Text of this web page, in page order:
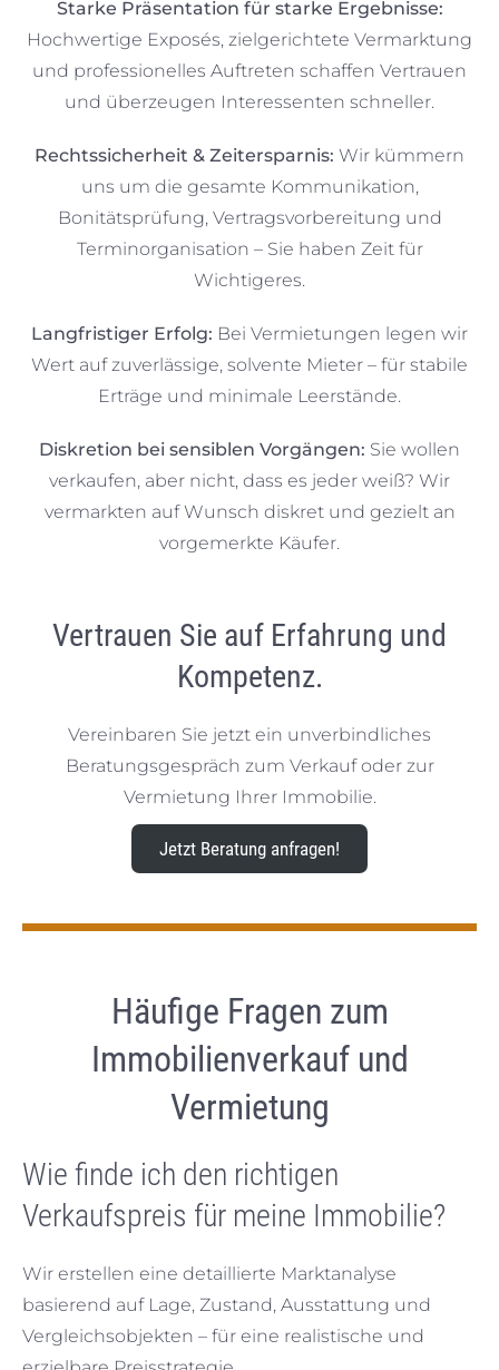
Starke Präsentation für starke Ergebnisse:
Hochwertige Exposés, zielgerichtete Vermarktung
und professionelles Auftreten schaffen Vertrauen
und überzeugen Interessenten schneller.
Rechtssicherheit & Zeitersparnis: Wir kümmern
uns um die gesamte Kommunikation,
Bonitätsprüfung, Vertragsvorbereitung und
Terminorganisation – Sie haben Zeit für
Wichtigeres.
Langfristiger Erfolg: Bei Vermietungen legen wir
Wert auf zuverlässige, solvente Mieter – für stabile
Erträge und minimale Leerstände.
Diskretion bei sensiblen Vorgängen: Sie wollen
verkaufen, aber nicht, dass es jeder weiß? Wir
vermarkten auf Wunsch diskret und gezielt an
vorgemerkte Käufer.
Vertrauen Sie auf Erfahrung und
Kompetenz.
Vereinbaren Sie jetzt ein unverbindliches
Beratungsgespräch zum Verkauf oder zur
Vermietung Ihrer Immobilie.
Jetzt Beratung anfragen!
Häufige Fragen zum
Immobilienverkauf und
Vermietung
Wie finde ich den richtigen
Verkaufspreis für meine Immobilie?
Wir erstellen eine detaillierte Marktanalyse
basierend auf Lage, Zustand, Ausstattung und
Vergleichsobjekten – für eine realistische und